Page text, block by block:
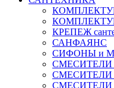
КРЕПЕЖ
САНФАЯНС
СИФОНЫ и
СМЕСИТЕЛИ
СМЕСИТЕЛИ
СМЕСИТЕЛИ